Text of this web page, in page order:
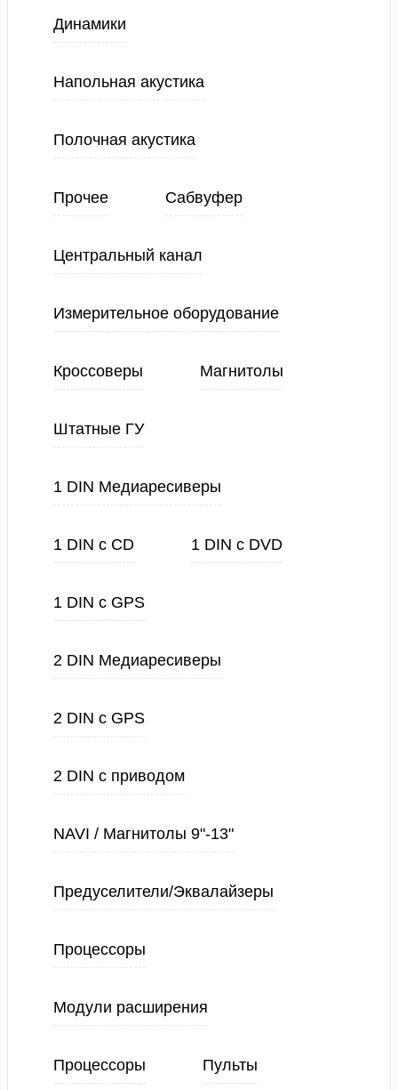
Динамики
Напольная акустика
Полочная акустика
Прочее Сабвуфер
Центральный канал
Измерительное оборудование
Кроссоверы Магнитолы
Штатные ГУ
1 DIN Медиаресиверы
1 DIN с CD 1 DIN с DVD
1 DIN с GPS
2 DIN Медиаресиверы
2 DIN с GPS
2 DIN с приводом
NAVI / Магнитолы 9"-13"
Предуселители/Эквалайзеры
Процессоры
Модули расширения
Процессоры Пульты